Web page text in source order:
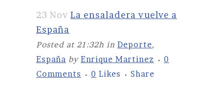
23 Nov La ensaladera vuelve a
España
Posted at 21:32h in Deporte,
España by Enrique Martinez
0
Comments
0 Likes Share